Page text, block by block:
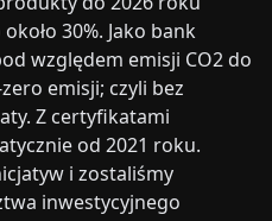
30%. Jako bank
względem emisji CO2 do
emisji; czyli bez
Z certyfikatami
od 2021 roku.
i zostaliśmy
inwestycyjnego